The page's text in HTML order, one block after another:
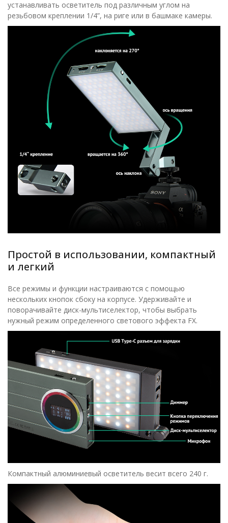
устанавливать осветитель под различным углом на
резьбовом креплении 1/4”, на риге или в башмаке камеры.
Простой в использовании, компактный
и легкий
Все режимы и функции настраиваются с помощью
нескольких кнопок сбоку на корпусе. Удерживайте и
поворачивайте диск-мультиселектор, чтобы выбрать
нужный режим определенного светового эффекта FX.
Компактный алюминиевый осветитель весит всего 240 г.